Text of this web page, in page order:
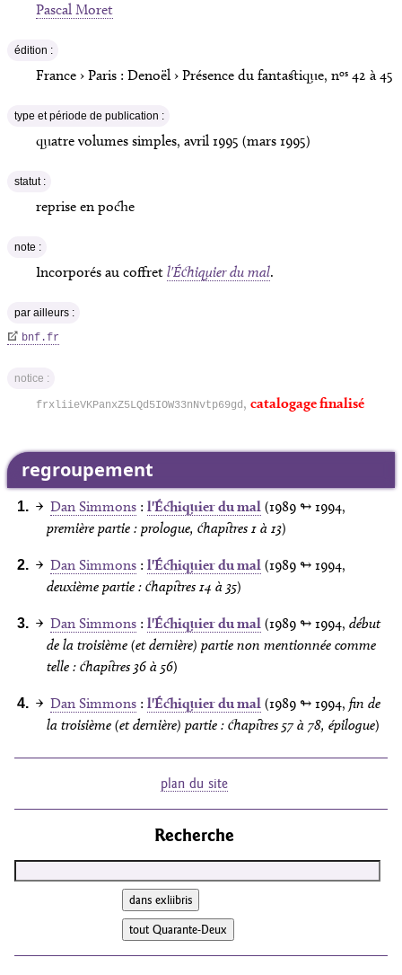
Pascal Moret
édition :
France › Paris : Denoël › Présence du fantastique, nos 42 à 45
type et période de publication :
quatre volumes simples, avril 1995 (mars 1995)
statut :
reprise en poche
note :
Incorporés au coffret l'Échiquier du mal.
par ailleurs :
bnf.fr
notice :
frxliieVKPanxZ5LQd5IOW33nNvtp69gd, catalogage finalisé
regroupement
→ Dan Simmons : l'Échiquier du mal (1989 ↬ 1994,
première partie : prologue, chapitres 1 à 13)
→ Dan Simmons : l'Échiquier du mal (1989 ↬ 1994,
deuxième partie : chapitres 14 à 35)
→ Dan Simmons : l'Échiquier du mal (1989 ↬ 1994, début
de la troisième (et dernière) partie non mentionnée comme
telle : chapitres 36 à 56)
→ Dan Simmons : l'Échiquier du mal (1989 ↬ 1994, fin de
la troisième (et dernière) partie : chapitres 57 à 78, épilogue)
plan du site
Recherche